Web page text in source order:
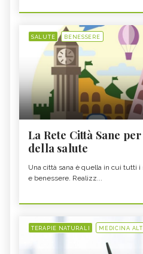
SALUTE BENESSERE
La Rete Città Sane
della salute
Una città sana è quella in cui tutti
e benessere. Realizz...
TERAPIE NATURALI MEDICINA